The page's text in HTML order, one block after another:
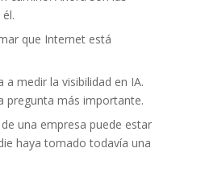
que Internet está
medir la visibilidad en IA.
pregunta más importante.
una empresa puede estar
haya tomado todavía una